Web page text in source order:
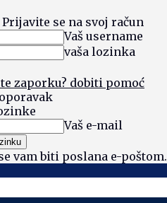
se na svoj račun
Vaš username
vaša lozinka
zaporku? dobiti pomoć
Vaš e-mail
vam biti poslana e-poštom.